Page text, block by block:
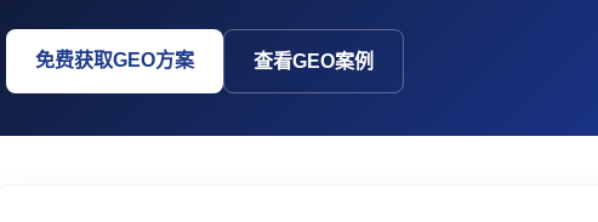
免费获取GEO方案 查看GEO案例